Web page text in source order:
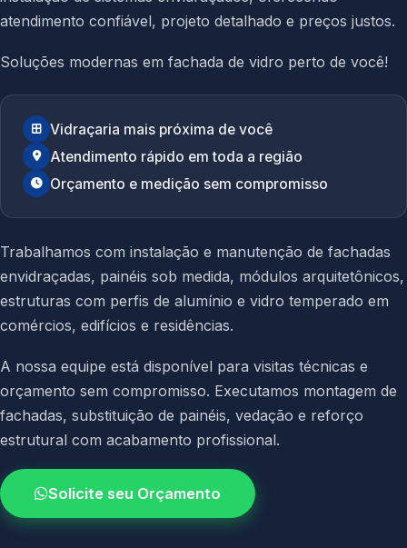
atendimento confiável, projeto detalhado e preços justos.
Soluções modernas em fachada de vidro perto de você!
Vidraçaria mais próxima de você
Atendimento rápido em toda a região
Orçamento e medição sem compromisso
Trabalhamos com instalação e manutenção de fachadas
envidraçadas, painéis sob medida, módulos arquitetônicos,
estruturas com perfis de alumínio e vidro temperado em
comércios, edifícios e residências.
A nossa equipe está disponível para visitas técnicas e
orçamento sem compromisso. Executamos montagem de
fachadas, substituição de painéis, vedação e reforço
estrutural com acabamento profissional.
Solicite seu Orçamento
4.9 / 5.0
avaliacao dos clientes